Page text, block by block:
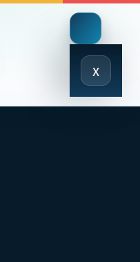
x
Close
Menu